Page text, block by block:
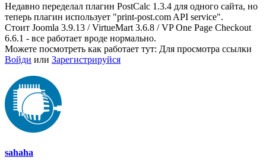
Недавно переделал плагин PostCalc 1.3.4 для одного сайта, но
теперь плагин использует "print-post.com API service".
Стоит Joomla 3.9.13 / VirtueMart 3.6.8 / VP One Page Checkout
6.6.1 - все работает вроде нормально.
Можете посмотреть как работает тут: Для просмотра ссылки
Войди или Зарегистрируйся
sahaha